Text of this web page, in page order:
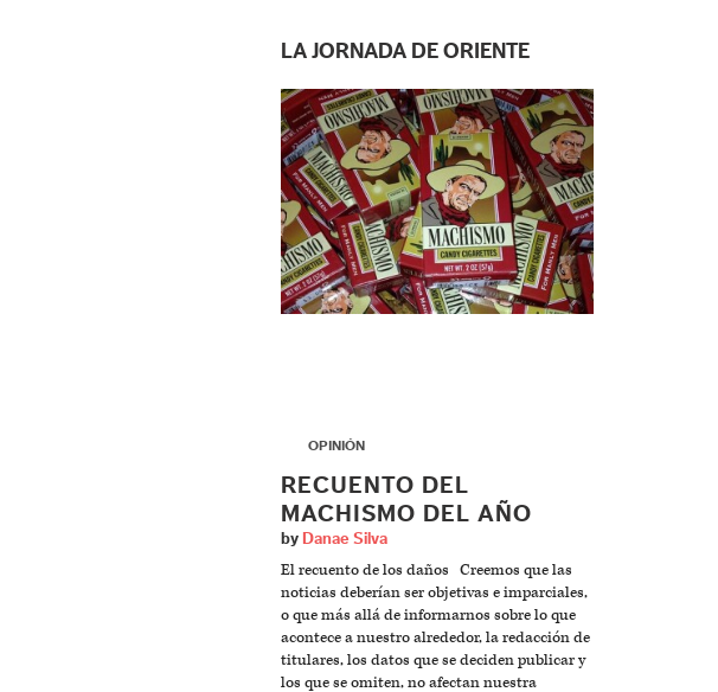
LA JORNADA DE ORIENTE
OPINIÓN
RECUENTO DEL
MACHISMO DEL AÑO
by Danae Silva
El recuento de los daños Creemos que las
noticias deberían ser objetivas e imparciales,
o que más allá de informarnos sobre lo que
acontece a nuestro alrededor, la redacción de
titulares, los datos que se deciden publicar y
los que se omiten, no afectan nuestra